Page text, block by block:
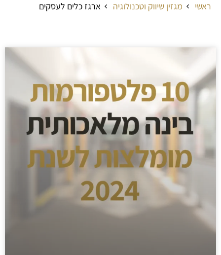
ראשי מגזין שיווק וטכנולוגיה ארגז כלים לעסקים